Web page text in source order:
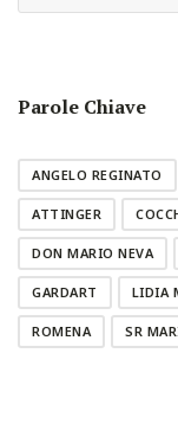
Parole Chiave
ANGELO REGINATO
ATTINGER
DON MARIO NEVA
GARDART LIDIA
ROMENA SR